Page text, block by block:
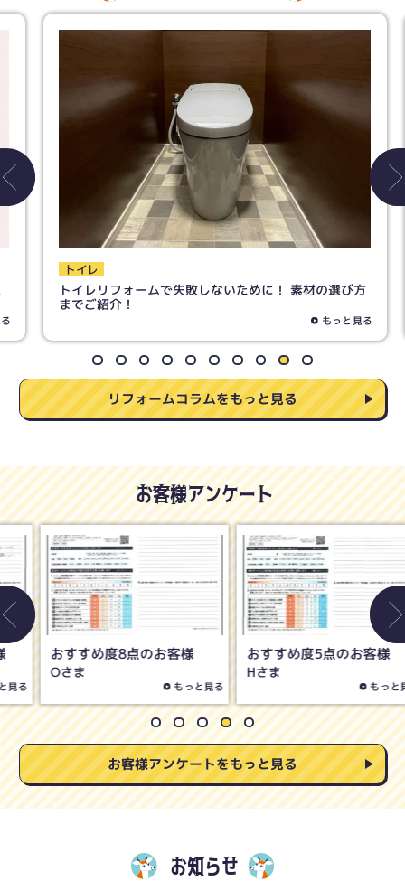
トイレ
トイレリフォームで失敗しないために！ 素材の選び方
までご紹介！
もっと見る
リフォームコラムをもっと見る
お客様アンケート
おすすめ度8点のお客様
Oさま
もっと見る
おすすめ度5点のお客様
Hさま
もっと見る
お客様アンケートをもっと見る
お知らせ